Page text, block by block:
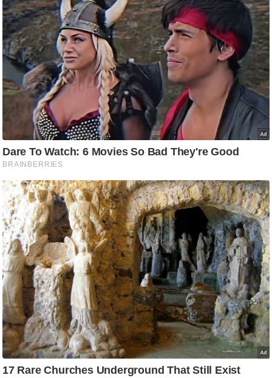
ति
वि
श्ले
ष
ण
स
म
यि
मा
तृ
भू
मि
स्तं
भ
ए
म
.
आ
र
.